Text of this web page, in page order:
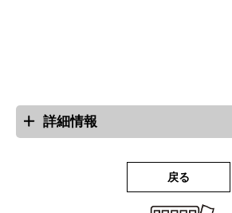
詳細情報
戻る